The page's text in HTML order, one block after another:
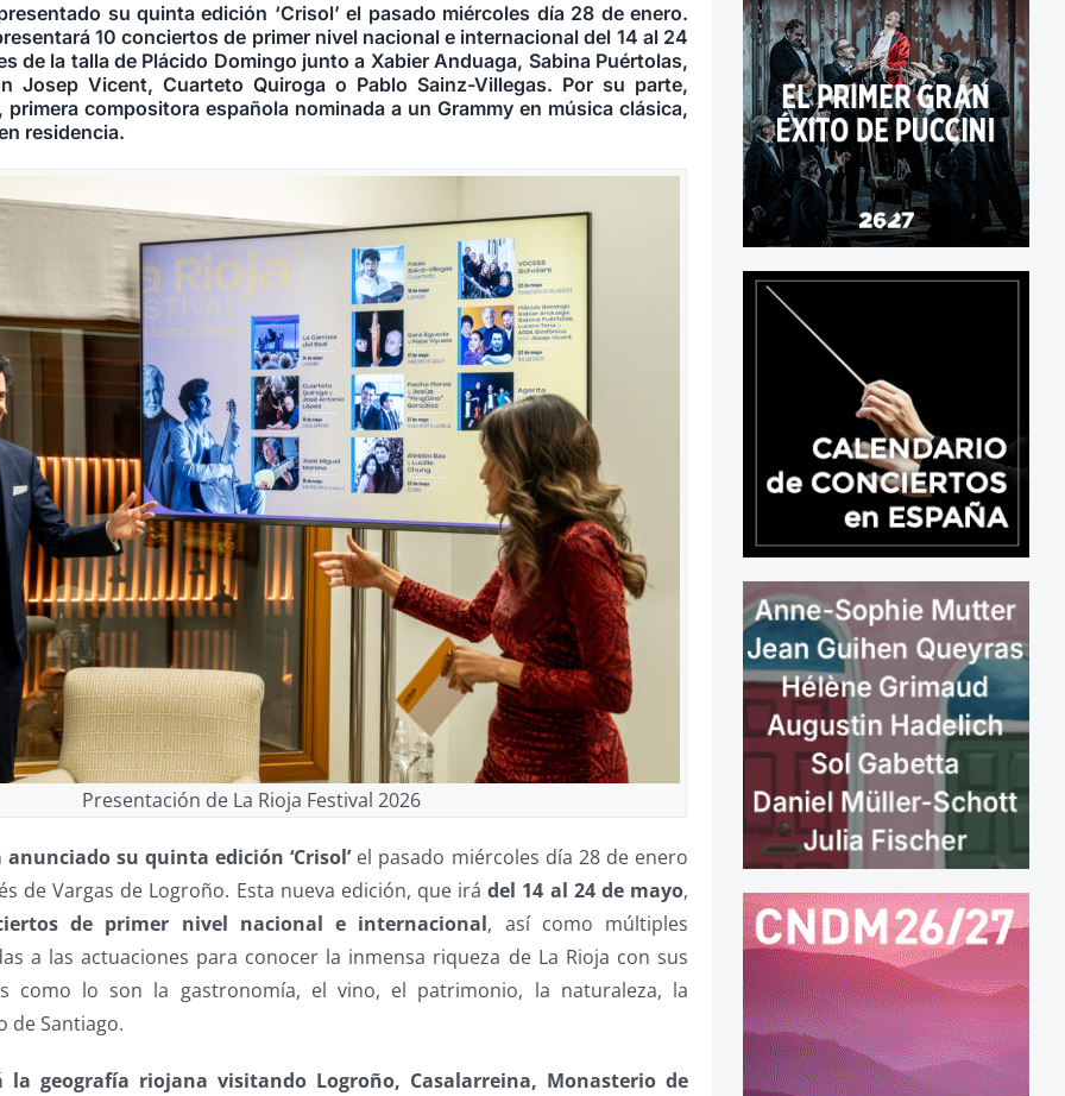
su quinta edición ‘Crisol’ el pasado miércoles día 28 de enero.
10 conciertos de primer nivel nacional e internacional del 14 al 24
de la talla de Plácido Domingo junto a Xabier Anduaga, Sabina Puértolas,
Josep Vicent, Cuarteto Quiroga o Pablo Sainz-Villegas. Por su parte,
primera compositora española nominada a un Grammy en música clásica,
residencia.
Presentación de La Rioja Festival 2026
anunciado su quinta edición ‘Crisol’el pasado miércoles día 28 de enero
de Vargas de Logroño. Esta nueva edición, que irádel 14 al 24 de mayo,
de primer nivel nacional e internacional, así como múltiples
a las actuaciones para conocer la inmensa riqueza de La Rioja con sus
como lo son la gastronomía, el vino, el patrimonio, la naturaleza, la
de Santiago.
la geografía riojana visitando Logroño, Casalarreina, Monasterio de